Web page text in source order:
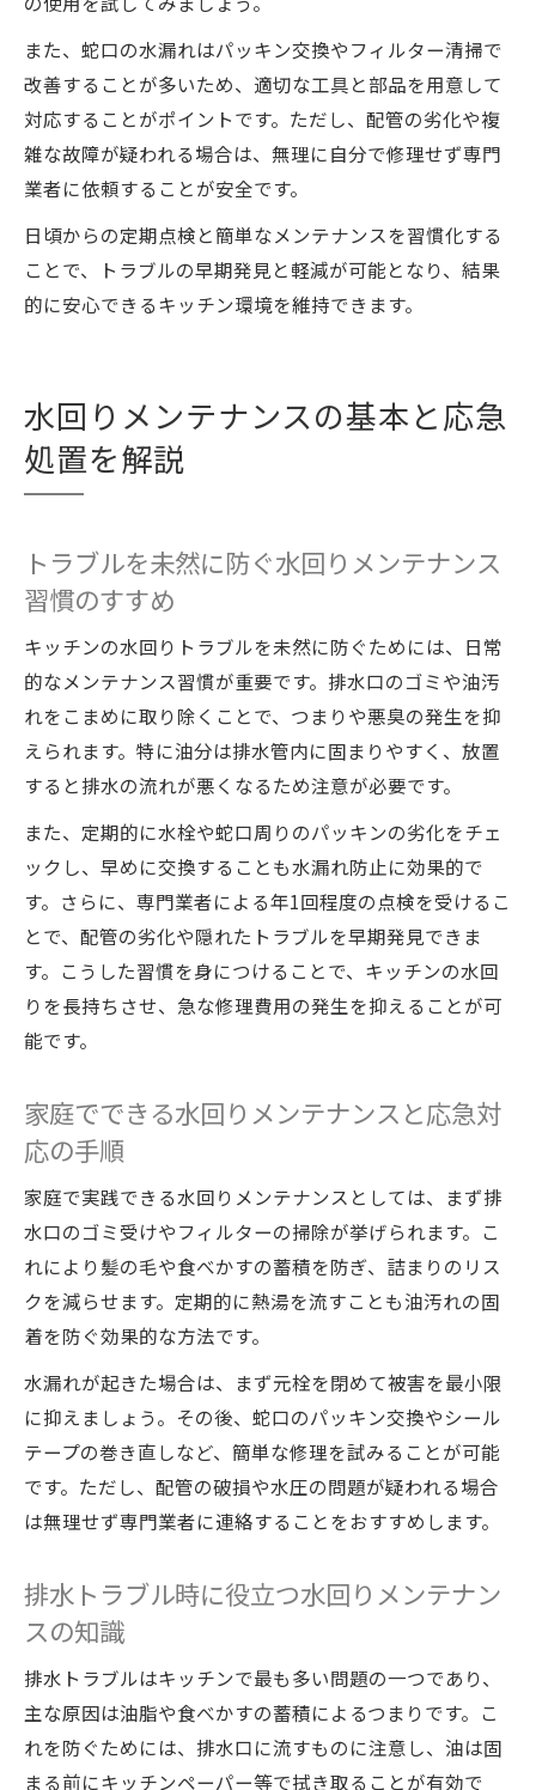
また、蛇口の水漏れはパッキン交換やフィルター清掃で
改善することが多いため、適切な工具と部品を用意して
対応することがポイントです。ただし、配管の劣化や複
雑な故障が疑われる場合は、無理に自分で修理せず専門
業者に依頼することが安全です。
日頃からの定期点検と簡単なメンテナンスを習慣化する
ことで、トラブルの早期発見と軽減が可能となり、結果
的に安心できるキッチン環境を維持できます。
水回りメンテナンスの基本と応急
処置を解説
トラブルを未然に防ぐ水回りメンテナンス
習慣のすすめ
キッチンの水回りトラブルを未然に防ぐためには、日常
的なメンテナンス習慣が重要です。排水口のゴミや油汚
れをこまめに取り除くことで、つまりや悪臭の発生を抑
えられます。特に油分は排水管内に固まりやすく、放置
すると排水の流れが悪くなるため注意が必要です。
また、定期的に水栓や蛇口周りのパッキンの劣化をチェ
ックし、早めに交換することも水漏れ防止に効果的で
す。さらに、専門業者による年1回程度の点検を受けるこ
とで、配管の劣化や隠れたトラブルを早期発見できま
す。こうした習慣を身につけることで、キッチンの水回
りを長持ちさせ、急な修理費用の発生を抑えることが可
能です。
家庭でできる水回りメンテナンスと応急対
応の手順
家庭で実践できる水回りメンテナンスとしては、まず排
水口のゴミ受けやフィルターの掃除が挙げられます。こ
れにより髪の毛や食べかすの蓄積を防ぎ、詰まりのリス
クを減らせます。定期的に熱湯を流すことも油汚れの固
着を防ぐ効果的な方法です。
水漏れが起きた場合は、まず元栓を閉めて被害を最小限
に抑えましょう。その後、蛇口のパッキン交換やシール
テープの巻き直しなど、簡単な修理を試みることが可能
です。ただし、配管の破損や水圧の問題が疑われる場合
は無理せず専門業者に連絡することをおすすめします。
排水トラブル時に役立つ水回りメンテナン
スの知識
排水トラブルはキッチンで最も多い問題の一つであり、
主な原因は油脂や食べかすの蓄積によるつまりです。こ
れを防ぐためには、排水口に流すものに注意し、油は固
まる前にキッチンペーパー等で拭き取ることが有効で